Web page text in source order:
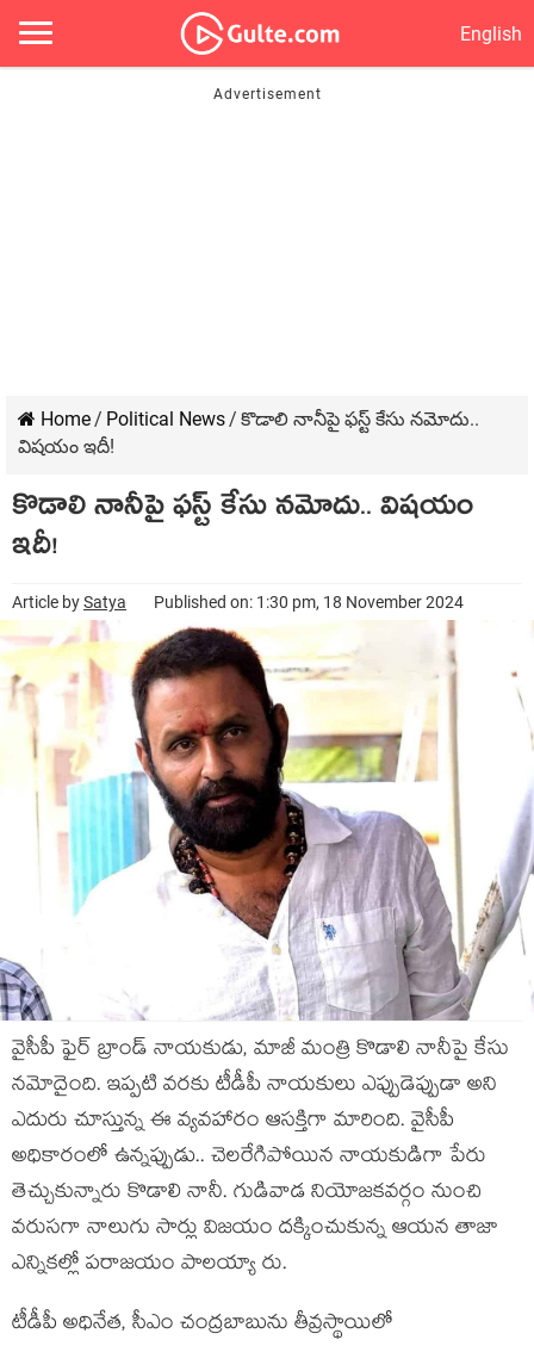
English
Home/ Political News/ కొడాలి నానీపై ఫ‌స్ట్ కేసు న‌మోదు..
విష‌యం ఇదీ!
కొడాలి నానీపై ఫ‌స్ట్ కేసు న‌మోదు.. విష‌యం
ఇదీ!
Article bySatya Published on: 1:30 pm, 18 November 2024
వైసీపీ ఫైర్ బ్రాండ్ నాయ‌కుడు, మాజీ మంత్రి కొడాలి నానీపై కేసు
న‌మోదైంది. ఇప్ప‌టి వ‌ర‌కు టీడీపీ నాయ‌కులు ఎప్పుడెప్పుడా అని
ఎదురు చూస్తున్న ఈ వ్య‌వ‌హారం ఆస‌క్తిగా మారింది. వైసీపీ
అధికారంలో ఉన్నప్పుడు.. చెల‌రేగిపోయిన నాయ‌కుడిగా పేరు
తెచ్చుకున్నారు కొడాలి నానీ. గుడివాడ నియోజ‌క‌వ‌ర్గం నుంచి
వ‌రుస‌గా నాలుగు సార్లు విజ‌యం ద‌క్కించుకున్న ఆయ‌న తాజా
ఎన్నిక‌ల్లో ప‌రాజ‌యం పాల‌య్యా రు.
టీడీపీ అధినేత‌, సీఎం చంద్ర‌బాబును తీవ్ర‌స్థాయిలో